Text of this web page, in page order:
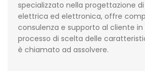
specializzato nella progettazione
elettrica ed elettronica, offre
consulenza e supporto al cliente
processo di scelta delle
è chiamato ad assolvere.